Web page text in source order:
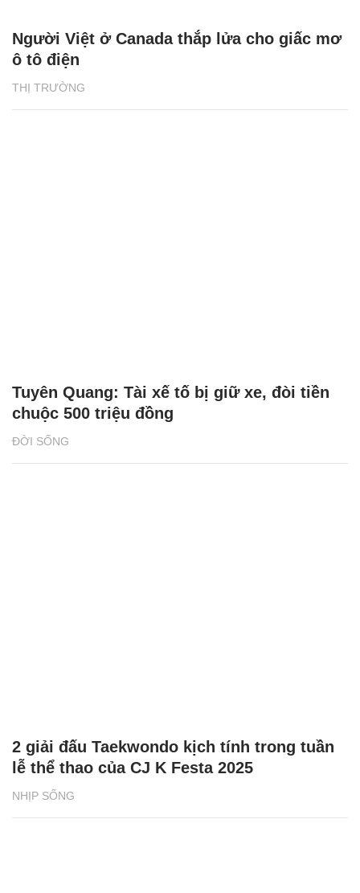
THỊ TRƯỜNG
Người Việt ở Canada thắp lửa cho giấc mơ
ô tô điện
ĐỜI SỐNG
Tuyên Quang: Tài xế tố bị giữ xe, đòi tiền
chuộc 500 triệu đồng
NHỊP SỐNG
2 giải đấu Taekwondo kịch tính trong tuần
lễ thể thao của CJ K Festa 2025